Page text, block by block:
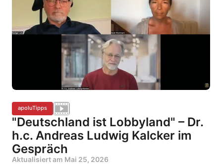
apoluTipps
"Deutschland ist Lobbyland" – Dr.
h.c. Andreas Ludwig Kalcker im
Gespräch
Aktualisiert am Mai 25, 2026